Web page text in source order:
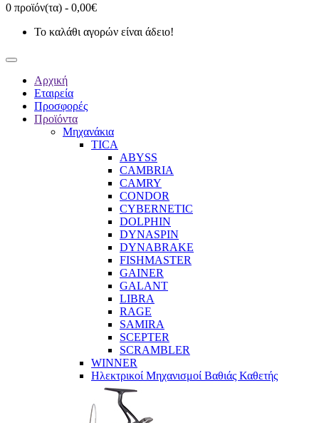
0 προϊόν(τα) - 0,00€
Το καλάθι αγορών είναι άδειο!
Αρχική
Εταιρεία
Προσφορές
Προϊόντα
Μηχανάκια
TICA
ABYSS
CAMBRIA
CAMRY
CONDOR
CYBERNETIC
DOLPHIN
DYNASPIN
DYNABRAKE
FISHMASTER
GAINER
GALANT
LIBRA
RAGE
SAMIRA
SCEPTER
SCRAMBLER
WINNER
Ηλεκτρικοί Μηχανισμοί Βαθιάς Καθετής